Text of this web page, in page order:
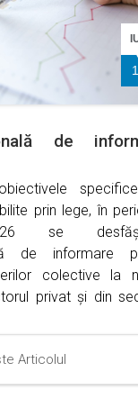
de
prin lege, în
se
de informare
colective la
privat şi din
Articolul